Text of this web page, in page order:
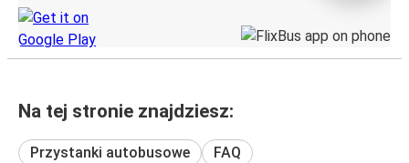
Na tej stronie znajdziesz:
Przystanki autobusowe
FAQ